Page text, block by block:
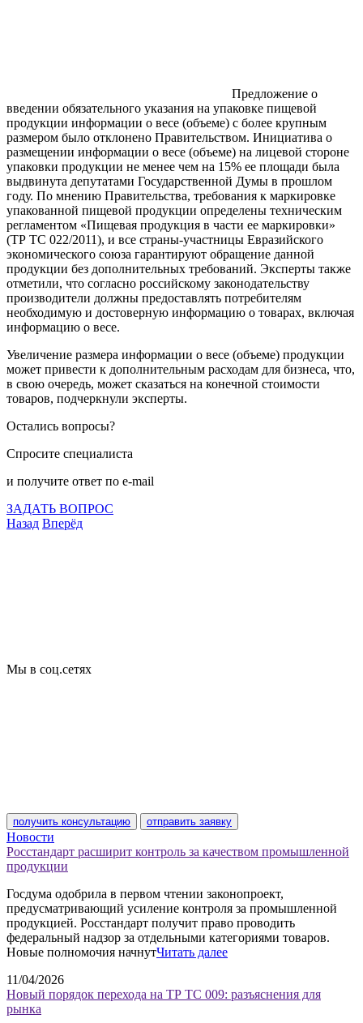
Предложение о
введении обязательного указания на упаковке пищевой
продукции информации о весе (объеме) с более крупным
размером было отклонено Правительством. Инициатива о
размещении информации о весе (объеме) на лицевой стороне
упаковки продукции не менее чем на 15% ее площади была
выдвинута депутатами Государственной Думы в прошлом
году. По мнению Правительства, требования к маркировке
упакованной пищевой продукции определены техническим
регламентом «Пищевая продукция в части ее маркировки»
(ТР ТС 022/2011), и все страны-участницы Евразийского
экономического союза гарантируют обращение данной
продукции без дополнительных требований. Эксперты также
отметили, что согласно российскому законодательству
производители должны предоставлять потребителям
необходимую и достоверную информацию о товарах, включая
информацию о весе.
Увеличение размера информации о весе (объеме) продукции
может привести к дополнительным расходам для бизнеса, что,
в свою очередь, может сказаться на конечной стоимости
товаров, подчеркнули эксперты.
Остались вопросы?
Спросите специалиста
и получите ответ по e-mail
ЗАДАТЬ ВОПРОС
Назад Вперёд
Мы в соц.сетях
получить консультацию отправить заявку
Новости
Росстандарт расширит контроль за качеством промышленной
продукции
Госдума одобрила в первом чтении законопроект,
предусматривающий усиление контроля за промышленной
продукцией. Росстандарт получит право проводить
федеральный надзор за отдельными категориями товаров.
Новые полномочия начнутЧитать далее
11/04/2026
Новый порядок перехода на ТР ТС 009: разъяснения для
рынка